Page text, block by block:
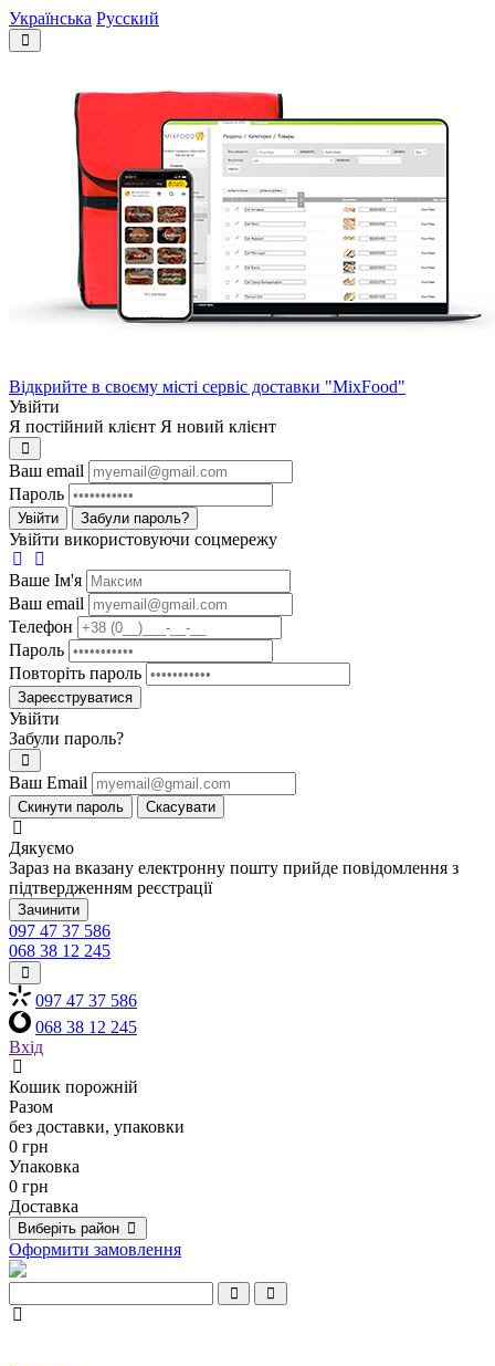
Українська Русский
Відкрийте в своєму місті сервіс доставки "MixFood"
Увійти
Я постійний клієнт Я новий клієнт
Ваш email
Пароль
Увійти Забули пароль?
Увійти використовуючи соцмережу
Ваше Iм'я
Ваш email
Телефон
Пароль
Повторіть пароль
Зареєструватися
Увійти
Забули пароль?
Ваш Email
Скинути пароль Скасувати
Дякуємо
Зараз на вказану електронну пошту прийде повідомлення з
підтвердженням реєстрації
Зачинити
097 47 37 586
068 38 12 245
097 47 37 586
068 38 12 245
Вхід
Кошик порожній
Разом
без доставки, упаковки
0 грн
Упаковка
0 грн
Доставка
Виберіть район
Оформити замовлення